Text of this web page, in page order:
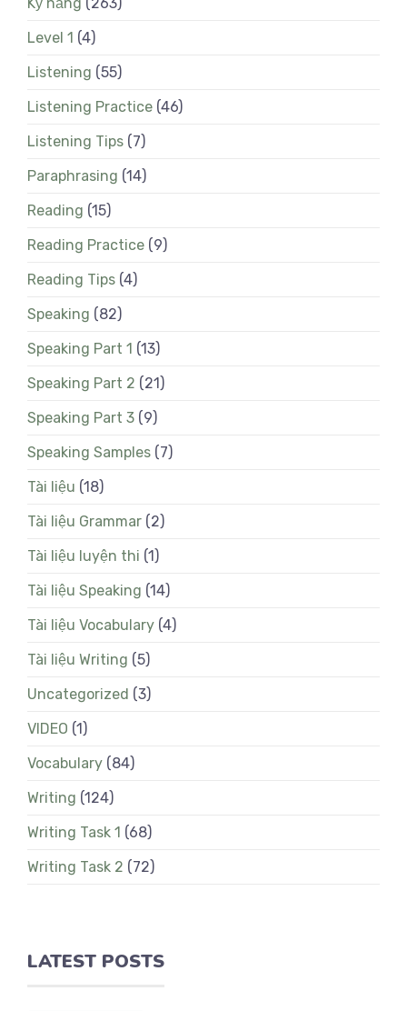
Level 1 (4)
Listening (55)
Listening Practice (46)
Listening Tips (7)
Paraphrasing (14)
Reading (15)
Reading Practice (9)
Reading Tips (4)
Speaking (82)
Speaking Part 1 (13)
Speaking Part 2 (21)
Speaking Part 3 (9)
Speaking Samples (7)
Tài liệu (18)
Tài liệu Grammar (2)
Tài liệu luyện thi (1)
Tài liệu Speaking (14)
Tài liệu Vocabulary (4)
Tài liệu Writing (5)
Uncategorized (3)
VIDEO (1)
Vocabulary (84)
Writing (124)
Writing Task 1 (68)
Writing Task 2 (72)
LATEST POSTS